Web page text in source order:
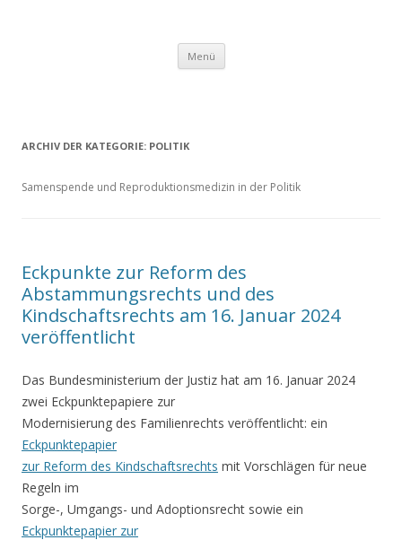
Menü Springe
Inhalt
ARCHIV DER KATEGORIE: POLITIK
Samenspende und Reproduktionsmedizin in der Politik
Eckpunkte zur Reform des
Abstammungsrechts und des
Kindschaftsrechts am 16. Januar 2024
veröffentlicht
Das Bundesministerium der Justiz hat am 16. Januar 2024
zwei Eckpunktepapiere zur
Modernisierung des Familienrechts veröffentlicht: ein
Eckpunktepapier
zur Reform des Kindschaftsrechts mit Vorschlägen für neue
Regeln im
Sorge-, Umgangs- und Adoptionsrecht sowie ein
Eckpunktepapier zur